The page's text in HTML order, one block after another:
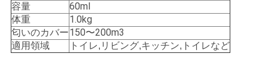
引
用
容量
60ml
体重
1.0kg
匂いのカバー150〜200m3
適用領域
トイレ,リビング,キッチン,トイレなど